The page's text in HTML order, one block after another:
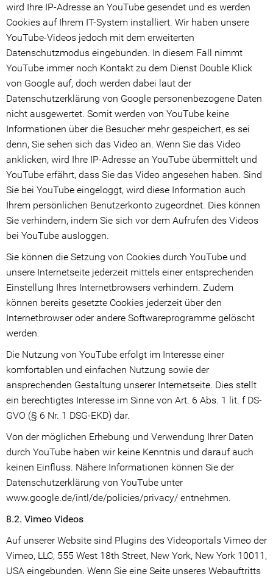
wird Ihre IP-Adresse an YouTube gesendet und es werden
Cookies auf Ihrem IT-System installiert. Wir haben unsere
YouTube-Videos jedoch mit dem erweiterten
Datenschutzmodus eingebunden. In diesem Fall nimmt
YouTube immer noch Kontakt zu dem Dienst Double Klick
von Google auf, doch werden dabei laut der
Datenschutzerklärung von Google personenbezogene Daten
nicht ausgewertet. Somit werden von YouTube keine
Informationen über die Besucher mehr gespeichert, es sei
denn, Sie sehen sich das Video an. Wenn Sie das Video
anklicken, wird Ihre IP-Adresse an YouTube übermittelt und
YouTube erfährt, dass Sie das Video angesehen haben. Sind
Sie bei YouTube eingeloggt, wird diese Information auch
Ihrem persönlichen Benutzerkonto zugeordnet. Dies können
Sie verhindern, indem Sie sich vor dem Aufrufen des Videos
bei YouTube ausloggen.
Sie können die Setzung von Cookies durch YouTube und
unsere Internetseite jederzeit mittels einer entsprechenden
Einstellung Ihres Internetbrowsers verhindern. Zudem
können bereits gesetzte Cookies jederzeit über den
Internetbrowser oder andere Softwareprogramme gelöscht
werden.
Die Nutzung von YouTube erfolgt im Interesse einer
komfortablen und einfachen Nutzung sowie der
ansprechenden Gestaltung unserer Internetseite. Dies stellt
ein berechtigtes Interesse im Sinne von Art. 6 Abs. 1 lit. f DS-
GVO (§ 6 Nr. 1 DSG-EKD) dar.
Von der möglichen Erhebung und Verwendung Ihrer Daten
durch YouTube haben wir keine Kenntnis und darauf auch
keinen Einfluss. Nähere Informationen können Sie der
Datenschutzerklärung von YouTube unter
www.google.de/intl/de/policies/privacy/ entnehmen.
8.2. Vimeo Videos
Auf unserer Website sind Plugins des Videoportals Vimeo der
Vimeo, LLC, 555 West 18th Street, New York, New York 10011,
USA eingebunden. Wenn Sie eine Seite unseres Webauftritts